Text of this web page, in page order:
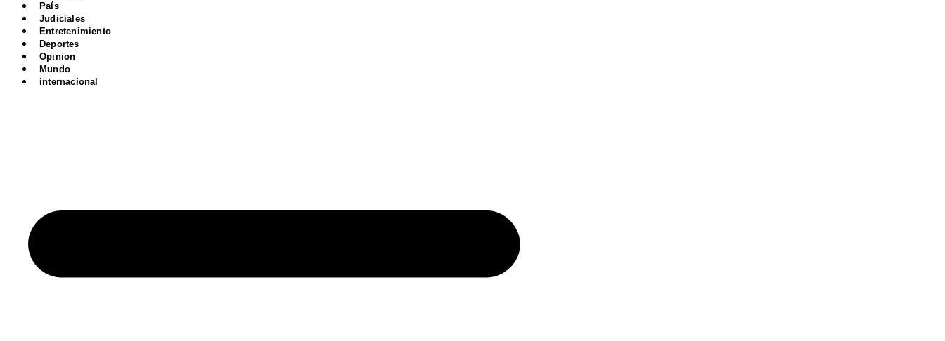
País
Judiciales
Entretenimiento
Deportes
Opinion
Mundo
internacional